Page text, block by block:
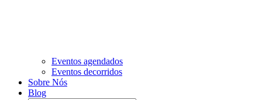
Eventos agendados
Eventos decorridos
Sobre Nós
Blog